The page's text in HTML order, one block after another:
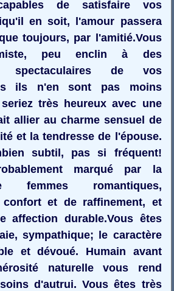
de satisfaire vos
en soit, l'amour passera
toujours, par l'amitié.Vous
peu enclin à des
spectaculaires de vos
ils n'en sont pas moins
très heureux avec une
allier au charme sensuel de
et la tendresse de l'épouse.
subtil, pas si fréquent!
marqué par la
femmes romantiques,
confort et de raffinement, et
affection durable.Vous êtes
sympathique; le caractère
et dévoué. Humain avant
naturelle vous rend
d'autrui. Vous êtes très